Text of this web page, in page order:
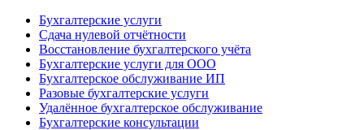
Бухгалтерские услуги
Сдача нулевой отчётности
Восстановление бухгалтерского учёта
Бухгалтерские услуги для ООО
Бухгалтерское обслуживание ИП
Разовые бухгалтерские услуги
Удалённое бухгалтерское обслуживание
Бухгалтерские консультации